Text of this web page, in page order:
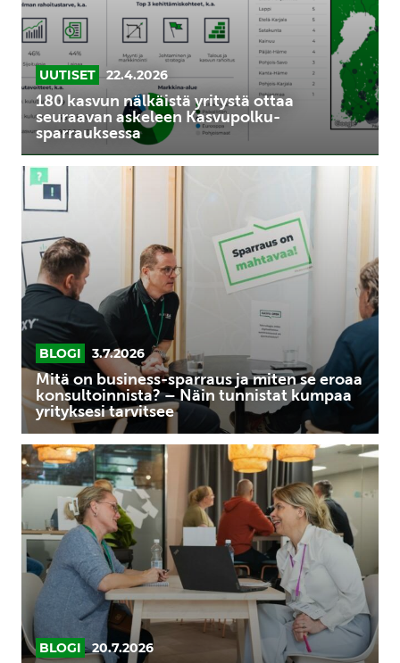
seuraavan
askeleen
Kasvupolku-
sparrauksessa
UUTISET 22.4.2026
180 kasvun nälkäistä yritystä ottaa
seuraavan askeleen Kasvupolku-
sparrauksessa
Mitä
on
business-
sparraus
ja
miten
se
eroaa
konsultoinnista?
–
Näin
tunnistat
kumpaa
yrityksesi
tarvitsee
BLOGI 3.7.2026
Mitä on business-sparraus ja miten se eroaa
konsultoinnista? – Näin tunnistat kumpaa
yrityksesi tarvitsee
Sparraus
työelämässä:
Mitä
eroa
on
asiantuntijan
sparrauksella
coachingilla?
BLOGI 20.7.2026